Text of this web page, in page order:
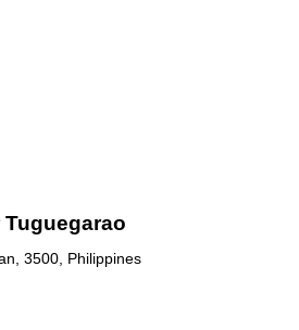
Tuguegarao
3500, Philippines